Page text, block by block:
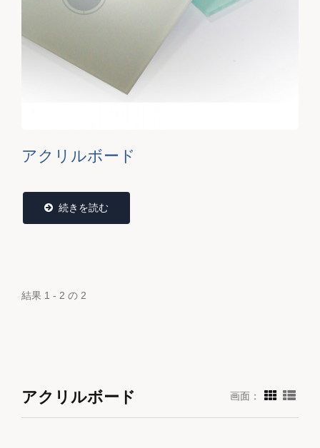
アクリルボード
続きを読む
結果 1 - 2 の 2
アクリルボード 画面：